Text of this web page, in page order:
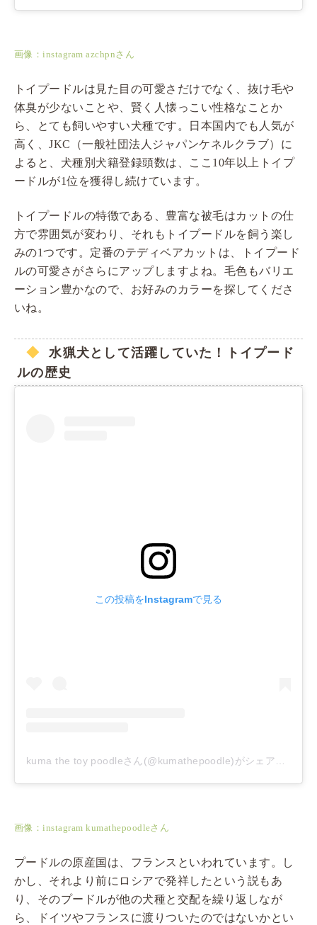
画像：instagram azchpnさん
トイプードルは見た目の可愛さだけでなく、抜け毛や
体臭が少ないことや、賢く人懐っこい性格なことか
ら、とても飼いやすい犬種です。日本国内でも人気が
高く、JKC（一般社団法人ジャパンケネルクラブ）に
よると、犬種別犬籍登録頭数は、ここ10年以上トイプ
ードルが1位を獲得し続けています。
トイプードルの特徴である、豊富な被毛はカットの仕
方で雰囲気が変わり、それもトイプードルを飼う楽し
みの1つです。定番のテディベアカットは、トイプード
ルの可愛さがさらにアップしますよね。毛色もバリエ
ーション豊かなので、お好みのカラーを探してくださ
いね。
水猟犬として活躍していた！トイプード
ルの歴史
この投稿をInstagramで見る
画像：instagram kumathepoodleさん
プードルの原産国は、フランスといわれています。し
かし、それより前にロシアで発祥したという説もあ
り、そのプードルが他の犬種と交配を繰り返しなが
ら、ドイツやフランスに渡りついたのではないかとい